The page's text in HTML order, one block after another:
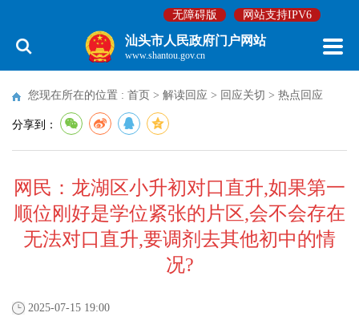
无障碍版 网站支持IPV6
汕头市人民政府门户网站
www.shantou.gov.cn
您现在所在的位置 : 首页 > 解读回应 > 回应关切 > 热点回应
分享到：
网民：龙湖区小升初对口直升,如果第一
顺位刚好是学位紧张的片区,会不会存在
无法对口直升,要调剂去其他初中的情
况?
2025-07-15 19:00